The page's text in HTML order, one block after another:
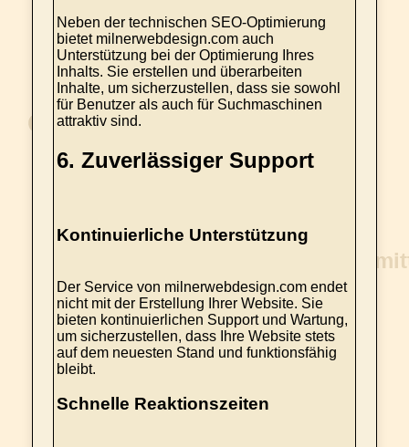
Neben der technischen SEO-Optimierung
bietet milnerwebdesign.com auch
Unterstützung bei der Optimierung Ihres
Inhalts. Sie erstellen und überarbeiten
Inhalte, um sicherzustellen, dass sie sowohl
für Benutzer als auch für Suchmaschinen
attraktiv sind.
6. Zuverlässiger Support
Kontinuierliche Unterstützung
Der Service von milnerwebdesign.com endet
nicht mit der Erstellung Ihrer Website. Sie
bieten kontinuierlichen Support und Wartung,
um sicherzustellen, dass Ihre Website stets
auf dem neuesten Stand und funktionsfähig
bleibt.
Schnelle Reaktionszeiten